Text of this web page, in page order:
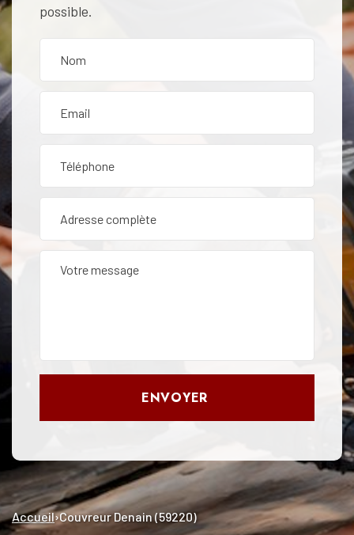
possible.
ENVOYER
Accueil›Couvreur Denain (59220)